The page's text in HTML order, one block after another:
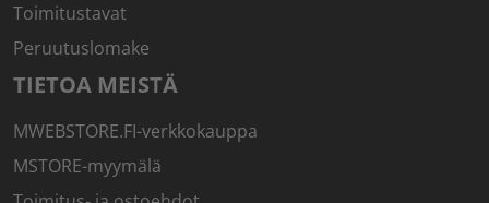
Toimitustavat
Peruutuslomake
TIETOA MEISTÄ
MWEBSTORE.FI-verkkokauppa
MSTORE-myymälä